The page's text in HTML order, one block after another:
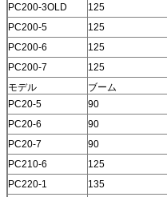
PC200-3OLD
125
PC200-5
125
PC200-6
125
PC200-7
125
モデル
ブーム
PC20-5
90
PC20-6
90
PC20-7
90
PC210-6
125
PC220-1
135